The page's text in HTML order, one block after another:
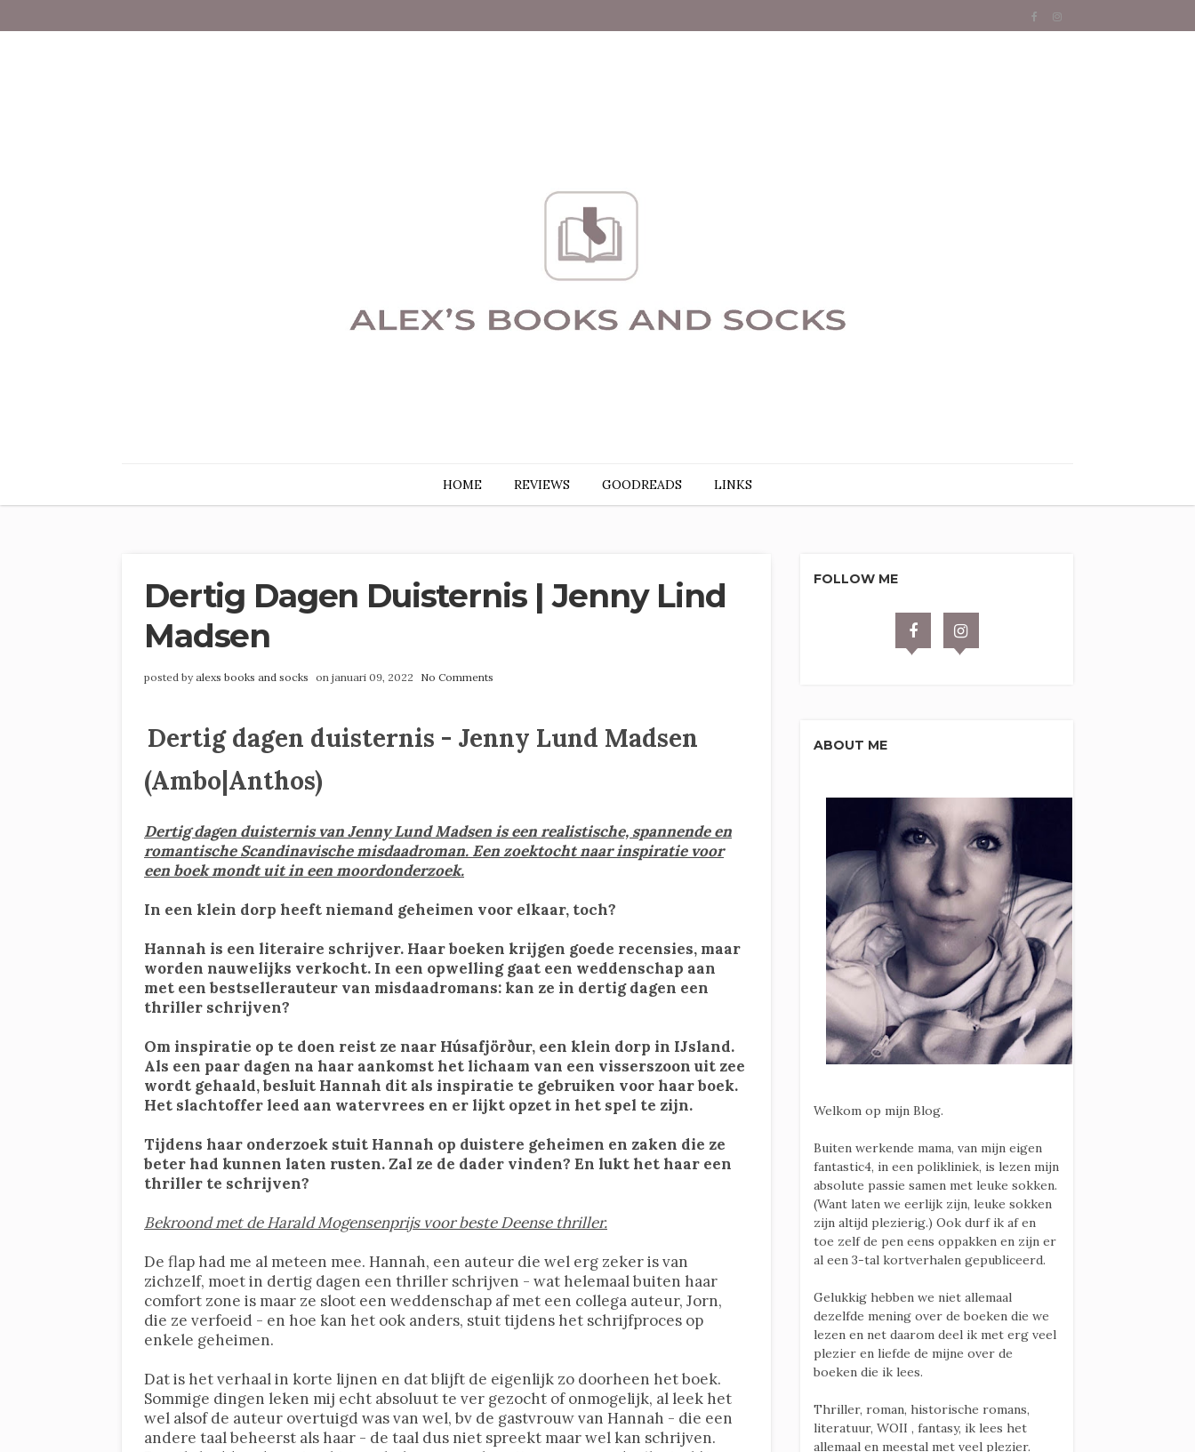
HOME REVIEWS GOODREADS LINKS
Dertig Dagen Duisternis | Jenny Lind
Madsen
posted byalexs books and socks on januari 09, 2022 No Comments
Dertig dagen duisternis - Jenny Lund Madsen
(Ambo|Anthos)
Dertig dagen duisternis van Jenny Lund Madsen is een realistische, spannende en
romantische Scandinavische misdaadroman. Een zoektocht naar inspiratie voor
een boek mondt uit in een moordonderzoek.
In een klein dorp heeft niemand geheimen voor elkaar, toch?
Hannah is een literaire schrijver. Haar boeken krijgen goede recensies, maar
worden nauwelijks verkocht. In een opwelling gaat een weddenschap aan
met een bestsellerauteur van misdaadromans: kan ze in dertig dagen een
thriller schrijven?
Om inspiratie op te doen reist ze naar Húsafjörður, een klein dorp in IJsland.
Als een paar dagen na haar aankomst het lichaam van een visserszoon uit zee
wordt gehaald, besluit Hannah dit als inspiratie te gebruiken voor haar boek.
Het slachtoffer leed aan watervrees en er lijkt opzet in het spel te zijn.
Tijdens haar onderzoek stuit Hannah op duistere geheimen en zaken die ze
beter had kunnen laten rusten. Zal ze de dader vinden? En lukt het haar een
thriller te schrijven?
Bekroond met de Harald Mogensenprijs voor beste Deense thriller.
De flap had me al meteen mee. Hannah, een auteur die wel erg zeker is van
zichzelf, moet in dertig dagen een thriller schrijven - wat helemaal buiten haar
comfort zone is maar ze sloot een weddenschap af met een collega auteur, Jorn,
die ze verfoeid - en hoe kan het ook anders, stuit tijdens het schrijfproces op
enkele geheimen.
Dat is het verhaal in korte lijnen en dat blijft de eigenlijk zo doorheen het boek.
Sommige dingen leken mij echt absoluut te ver gezocht of onmogelijk, al leek het
wel alsof de auteur overtuigd was van wel, bv de gastvrouw van Hannah - die een
andere taal beheerst als haar - de taal dus niet spreekt maar wel kan schrijven.
FOLLOW ME
ABOUT ME
Welkom op mijn Blog.
Buiten werkende mama, van mijn eigen
fantastic4, in een polikliniek, is lezen mijn
absolute passie samen met leuke sokken.
(Want laten we eerlijk zijn, leuke sokken
zijn altijd plezierig.) Ook durf ik af en
toe zelf de pen eens oppakken en zijn er
al een 3-tal kortverhalen gepubliceerd.
Gelukkig hebben we niet allemaal
dezelfde mening over de boeken die we
lezen en net daarom deel ik met erg veel
plezier en liefde de mijne over de
boeken die ik lees.
Thriller, roman, historische romans,
literatuur, WOII , fantasy, ik lees het
allemaal en meestal met veel plezier.